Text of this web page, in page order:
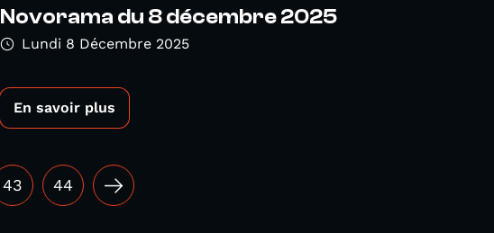
Novorama du 8 décembre 2025
Lundi 8 Décembre 2025
En savoir plus
43 44